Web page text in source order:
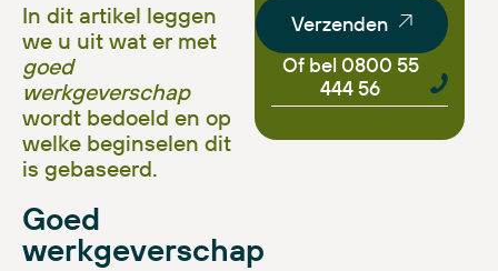
In dit artikel leggen
we u uit wat er met
goed
werkgeverschap
wordt bedoeld en op
welke beginselen dit
is gebaseerd.
Goed
werkgeverschap
Verzenden
Of bel 0800 55
444 56